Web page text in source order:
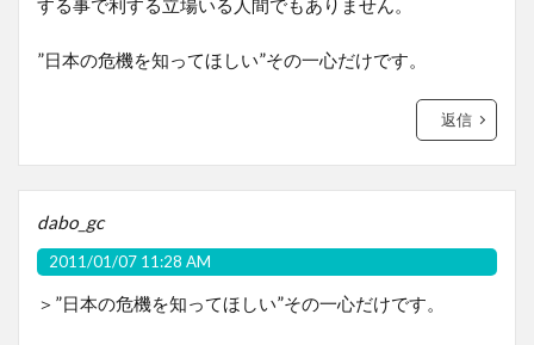
する事で利する立場いる人間でもありません。
”日本の危機を知ってほしい”その一心だけです。
返信
dabo_gc
2011/01/07 11:28 AM
＞”日本の危機を知ってほしい”その一心だけです。